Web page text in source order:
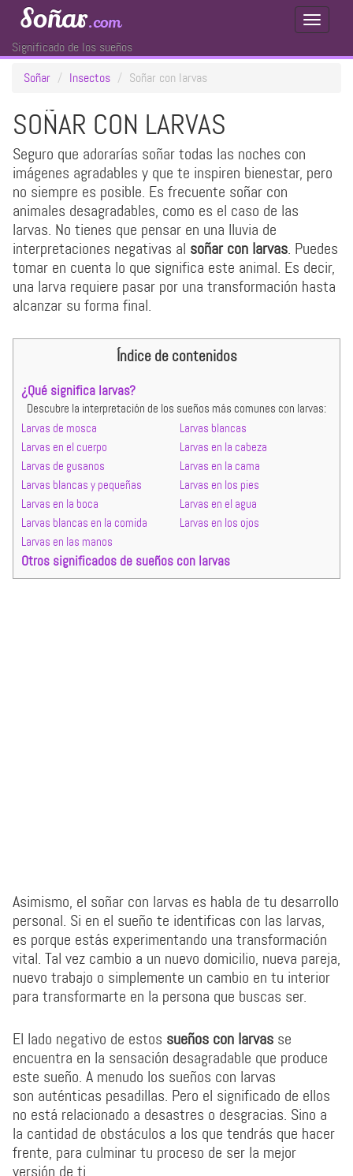
Toggle
Soñar.com
Significado de los sueños
Soñar
Insectos Soñar con larvas
SOÑAR CON LARVAS
Seguro que adorarías soñar todas las noches con
imágenes agradables y que te inspiren bienestar, pero
no siempre es posible. Es frecuente soñar con
animales desagradables, como es el caso de las
larvas. No tienes que pensar en una lluvia de
interpretaciones negativas al soñar con larvas. Puedes
tomar en cuenta lo que significa este animal. Es decir,
una larva requiere pasar por una transformación hasta
alcanzar su forma final.
Índice de contenidos
¿Qué significa larvas?
Descubre la interpretación de los sueños más comunes con larvas:
Larvas de mosca
Larvas blancas
Larvas en el cuerpo
Larvas en la cabeza
Larvas de gusanos
Larvas en la cama
Larvas blancas y pequeñas
Larvas en los pies
Larvas en la boca
Larvas en el agua
Larvas blancas en la comida
Larvas en los ojos
Larvas en las manos
Otros significados de sueños con larvas
Asimismo, el soñar con larvas es habla de tu desarrollo
personal. Si en el sueño te identificas con las larvas,
es porque estás experimentando una transformación
vital. Tal vez cambio a un nuevo domicilio, nueva pareja,
nuevo trabajo o simplemente un cambio en tu interior
para transformarte en la persona que buscas ser.
El lado negativo de estos sueños con larvas se
encuentra en la sensación desagradable que produce
este sueño. A menudo los sueños con larvas
son auténticas pesadillas. Pero el significado de ellos
no está relacionado a desastres o desgracias. Sino a
la cantidad de obstáculos a los que tendrás que hacer
frente, para culminar tu proceso de ser la mejor
versión de ti.